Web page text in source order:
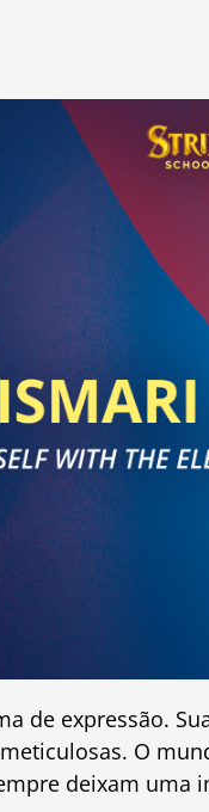
de expressão.
O
deixam uma